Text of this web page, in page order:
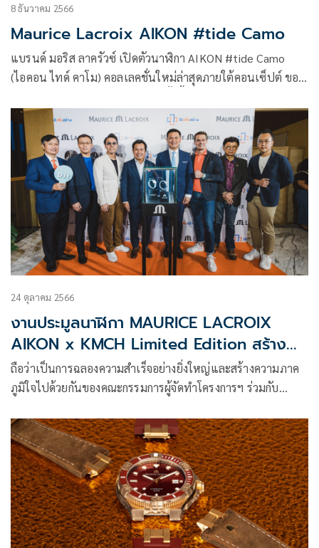
8 ธันวาคม 2566
Maurice Lacroix AIKON #tide Camo
แบรนด์ มอริส ลาครัวซ์ เปิดตัวนาฬิกา AIKON #tide Camo
(ไอคอน ไทด์ คาโม) คอลเลคชั่นใหม่ล่าสุดภายใต้คอนเซ็ปต์ ของ
ลายพรางที่แรกเริ่มเดิมทีตั้งใจออกแบบมาเพื่อให้
24 ตุลาคม 2566
งานประมูลนาฬิกา MAURICE LACROIX
AIKON x KMCH Limited Edition สร้าง
ยอดสูงสุดเป็นประวัติการณ์
ถือว่าเป็นการฉลองความสำเร็จอย่างยิ่งใหญ่และสร้างความภาค
ภูมิใจไปด้วยกันของคณะกรรมการผู้จัดทำโครงการฯ ร่วมกับ